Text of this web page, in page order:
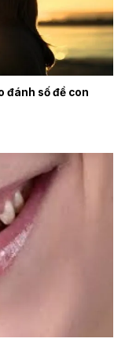
đánh số đề con